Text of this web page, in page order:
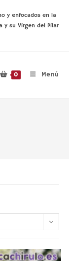
y enfocados en la
y su Virgen del Pilar
0 Menú